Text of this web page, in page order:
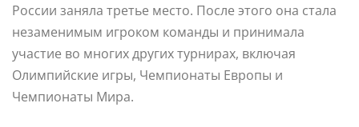
России заняла третье место. После этого она стала
незаменимым игроком команды и принимала
участие во многих других турнирах, включая
Олимпийские игры, Чемпионаты Европы и
Чемпионаты Мира.